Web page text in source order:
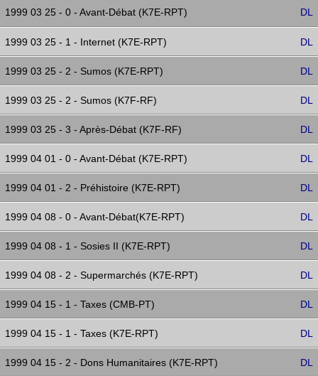
1999 03 25 - 0 - Avant-Débat (K7E-RPT) DL
1999 03 25 - 1 - Internet (K7E-RPT) DL
1999 03 25 - 2 - Sumos (K7E-RPT) DL
1999 03 25 - 2 - Sumos (K7F-RF) DL
1999 03 25 - 3 - Après-Débat (K7F-RF) DL
1999 04 01 - 0 - Avant-Débat (K7E-RPT) DL
1999 04 01 - 2 - Préhistoire (K7E-RPT) DL
1999 04 08 - 0 - Avant-Débat(K7E-RPT) DL
1999 04 08 - 1 - Sosies II (K7E-RPT) DL
1999 04 08 - 2 - Supermarchés (K7E-RPT) DL
1999 04 15 - 1 - Taxes (CMB-PT) DL
1999 04 15 - 1 - Taxes (K7E-RPT) DL
1999 04 15 - 2 - Dons Humanitaires (K7E-RPT) DL